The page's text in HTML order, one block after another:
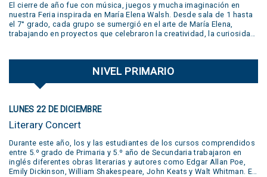
El cierre de año fue con música, juegos y mucha imaginación en
nuestra Feria inspirada en María Elena Walsh. Desde sala de 1 hasta
el 7° grado, cada grupo se sumergió en el arte de María Elena,
trabajando en proyectos que celebraron la creatividad, la curiosidad,
@jivers.swing por sumarse a cerrar la jornada con su música.
¡Gracias por el talento y la alegría que nos compartieron! VER VIDEO
AQUÍ
NIVEL PRIMARIO
LUNES 22 DE DICIEMBRE
Literary Concert
Durante este año, los y las estudiantes de los cursos comprendidos
entre 5.º grado de Primaria y 5.º año de Secundaria trabajaron en
inglés diferentes obras literarias y autores como Edgar Allan Poe,
Emily Dickinson, William Shakespeare, John Keats y Walt Whitman. En